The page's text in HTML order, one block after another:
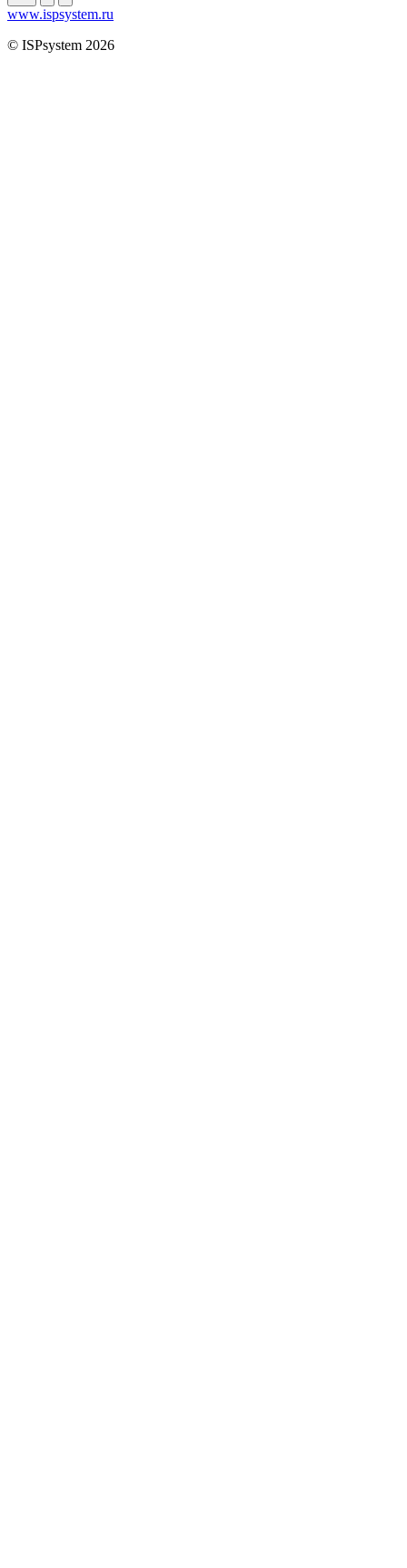
www.ispsystem.ru
© ISPsystem 2026